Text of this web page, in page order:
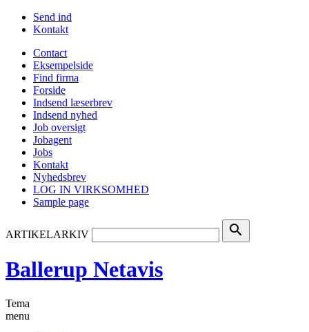
Send ind
Kontakt
Contact
Eksempelside
Find firma
Forside
Indsend læserbrev
Indsend nyhed
Job oversigt
Jobagent
Jobs
Kontakt
Nyhedsbrev
LOG IN VIRKSOMHED
Sample page
ARTIKELARKIV search
Ballerup Netavis
Tema
menu